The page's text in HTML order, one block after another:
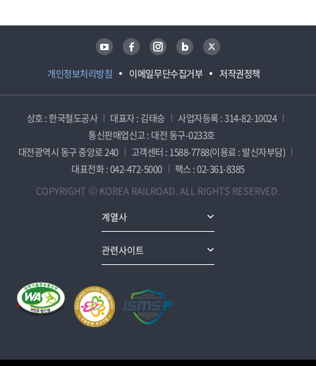
개인정보처리방침 이메일무단수집거부 저작권정책
유튜브 페이스북 인스타그램 블로그 트위터
상호 : 한국철도공사 대표자 : 김태승
사업자등록 : 314-82-10024
통신판매업신고 : 대전 동구-0233호
대전광역시 동구 중앙로 240
고객센터 : 1588-7788(이용료 : 발신자부담)
대표전화 : 042-472-5000
팩스 : 02-361-8385
COPYRIGHT ⓒ KOREA RAILROAD. ALL RIGHTS RESERVED.
계열사
관련사이트